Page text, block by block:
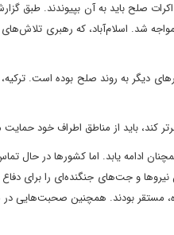
صلح باید به آن بپیوندند. طبق
شد. اسلام‌آباد، که رهبری
دیگر به روند صلح بوده است.
کند، باید از مناطق اطراف خود
ادامه یابد. اما کشورها در حال
و جت‌های جنگنده‌ای را برای دفاع
مستقر بودند. همچنین صحبت‌هایی در